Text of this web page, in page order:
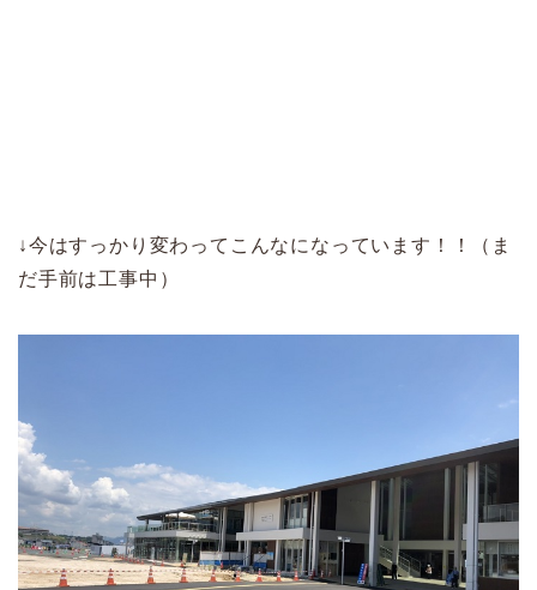
↓今はすっかり変わってこんなになっています！！（ま
だ手前は工事中）